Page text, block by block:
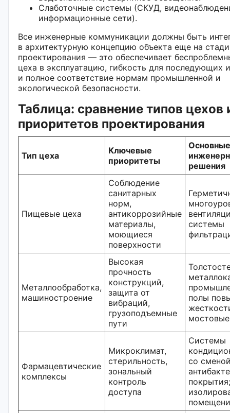
Слаботочные системы (СКУД,
информационные сети).
Все инженерные коммуникации должны быть
в архитектурную концепцию объекта еще на
проектирования — это обеспечивает
цеха в эксплуатацию, гибкость для последующих
и полное соответствие нормам промышленной и
экологической безопасности.
Таблица: сравнение типов цехов
приоритетов проектирования
Тип цеха
Ключевые
приоритеты
Основные
решения
Пищевые цеха
Соблюдение
санитарных
норм,
антикоррозийные
материалы,
моющиеся
поверхности
системы
Металлообработка,
машиностроение
Высокая
прочность
конструкций,
защита от
вибраций,
грузоподъемные
пути
полы
Фармацевтические
комплексы
Микроклимат,
стерильность,
зональный
контроль
доступа
Системы
со
покрытия;